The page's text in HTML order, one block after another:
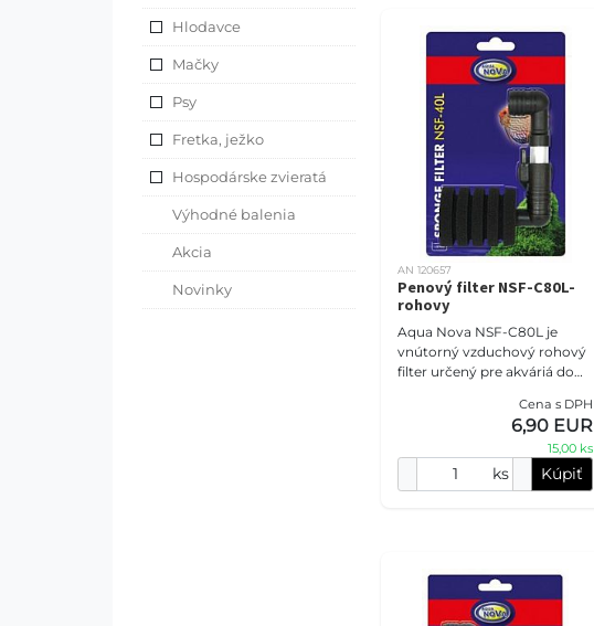
Hlodavce
Mačky
Psy
Fretka, ježko
Hospodárske zvieratá
Výhodné balenia
Akcia
Novinky
AN 120657
Penový filter NSF-C80L-
rohovy
Aqua Nova NSF-C80L je
vnútorný vzduchový rohový
filter určený pre akváriá do
poskytuje biochemickú
filtráciu a má vynik
Cena s DPH
6,90 EUR
15,00 ks
ks Kúpiť